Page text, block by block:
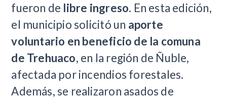
fueron de libre ingreso. En esta edición,
el municipio solicitó un aporte
voluntario en beneficio de la comuna
de Trehuaco, en la región de Ñuble,
afectada por incendios forestales.
Además, se realizaron asados de